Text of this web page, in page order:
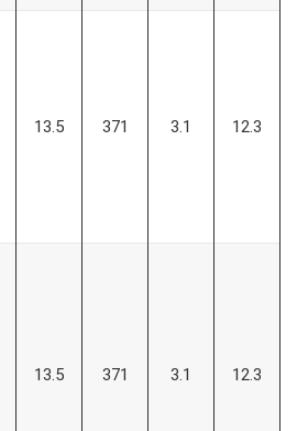
13.5 371 3.1 12.3
13.5 371 3.1 12.3